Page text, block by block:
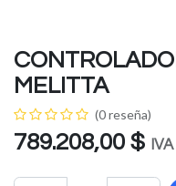
MELITTA
(0 reseña)
789.208,00 $